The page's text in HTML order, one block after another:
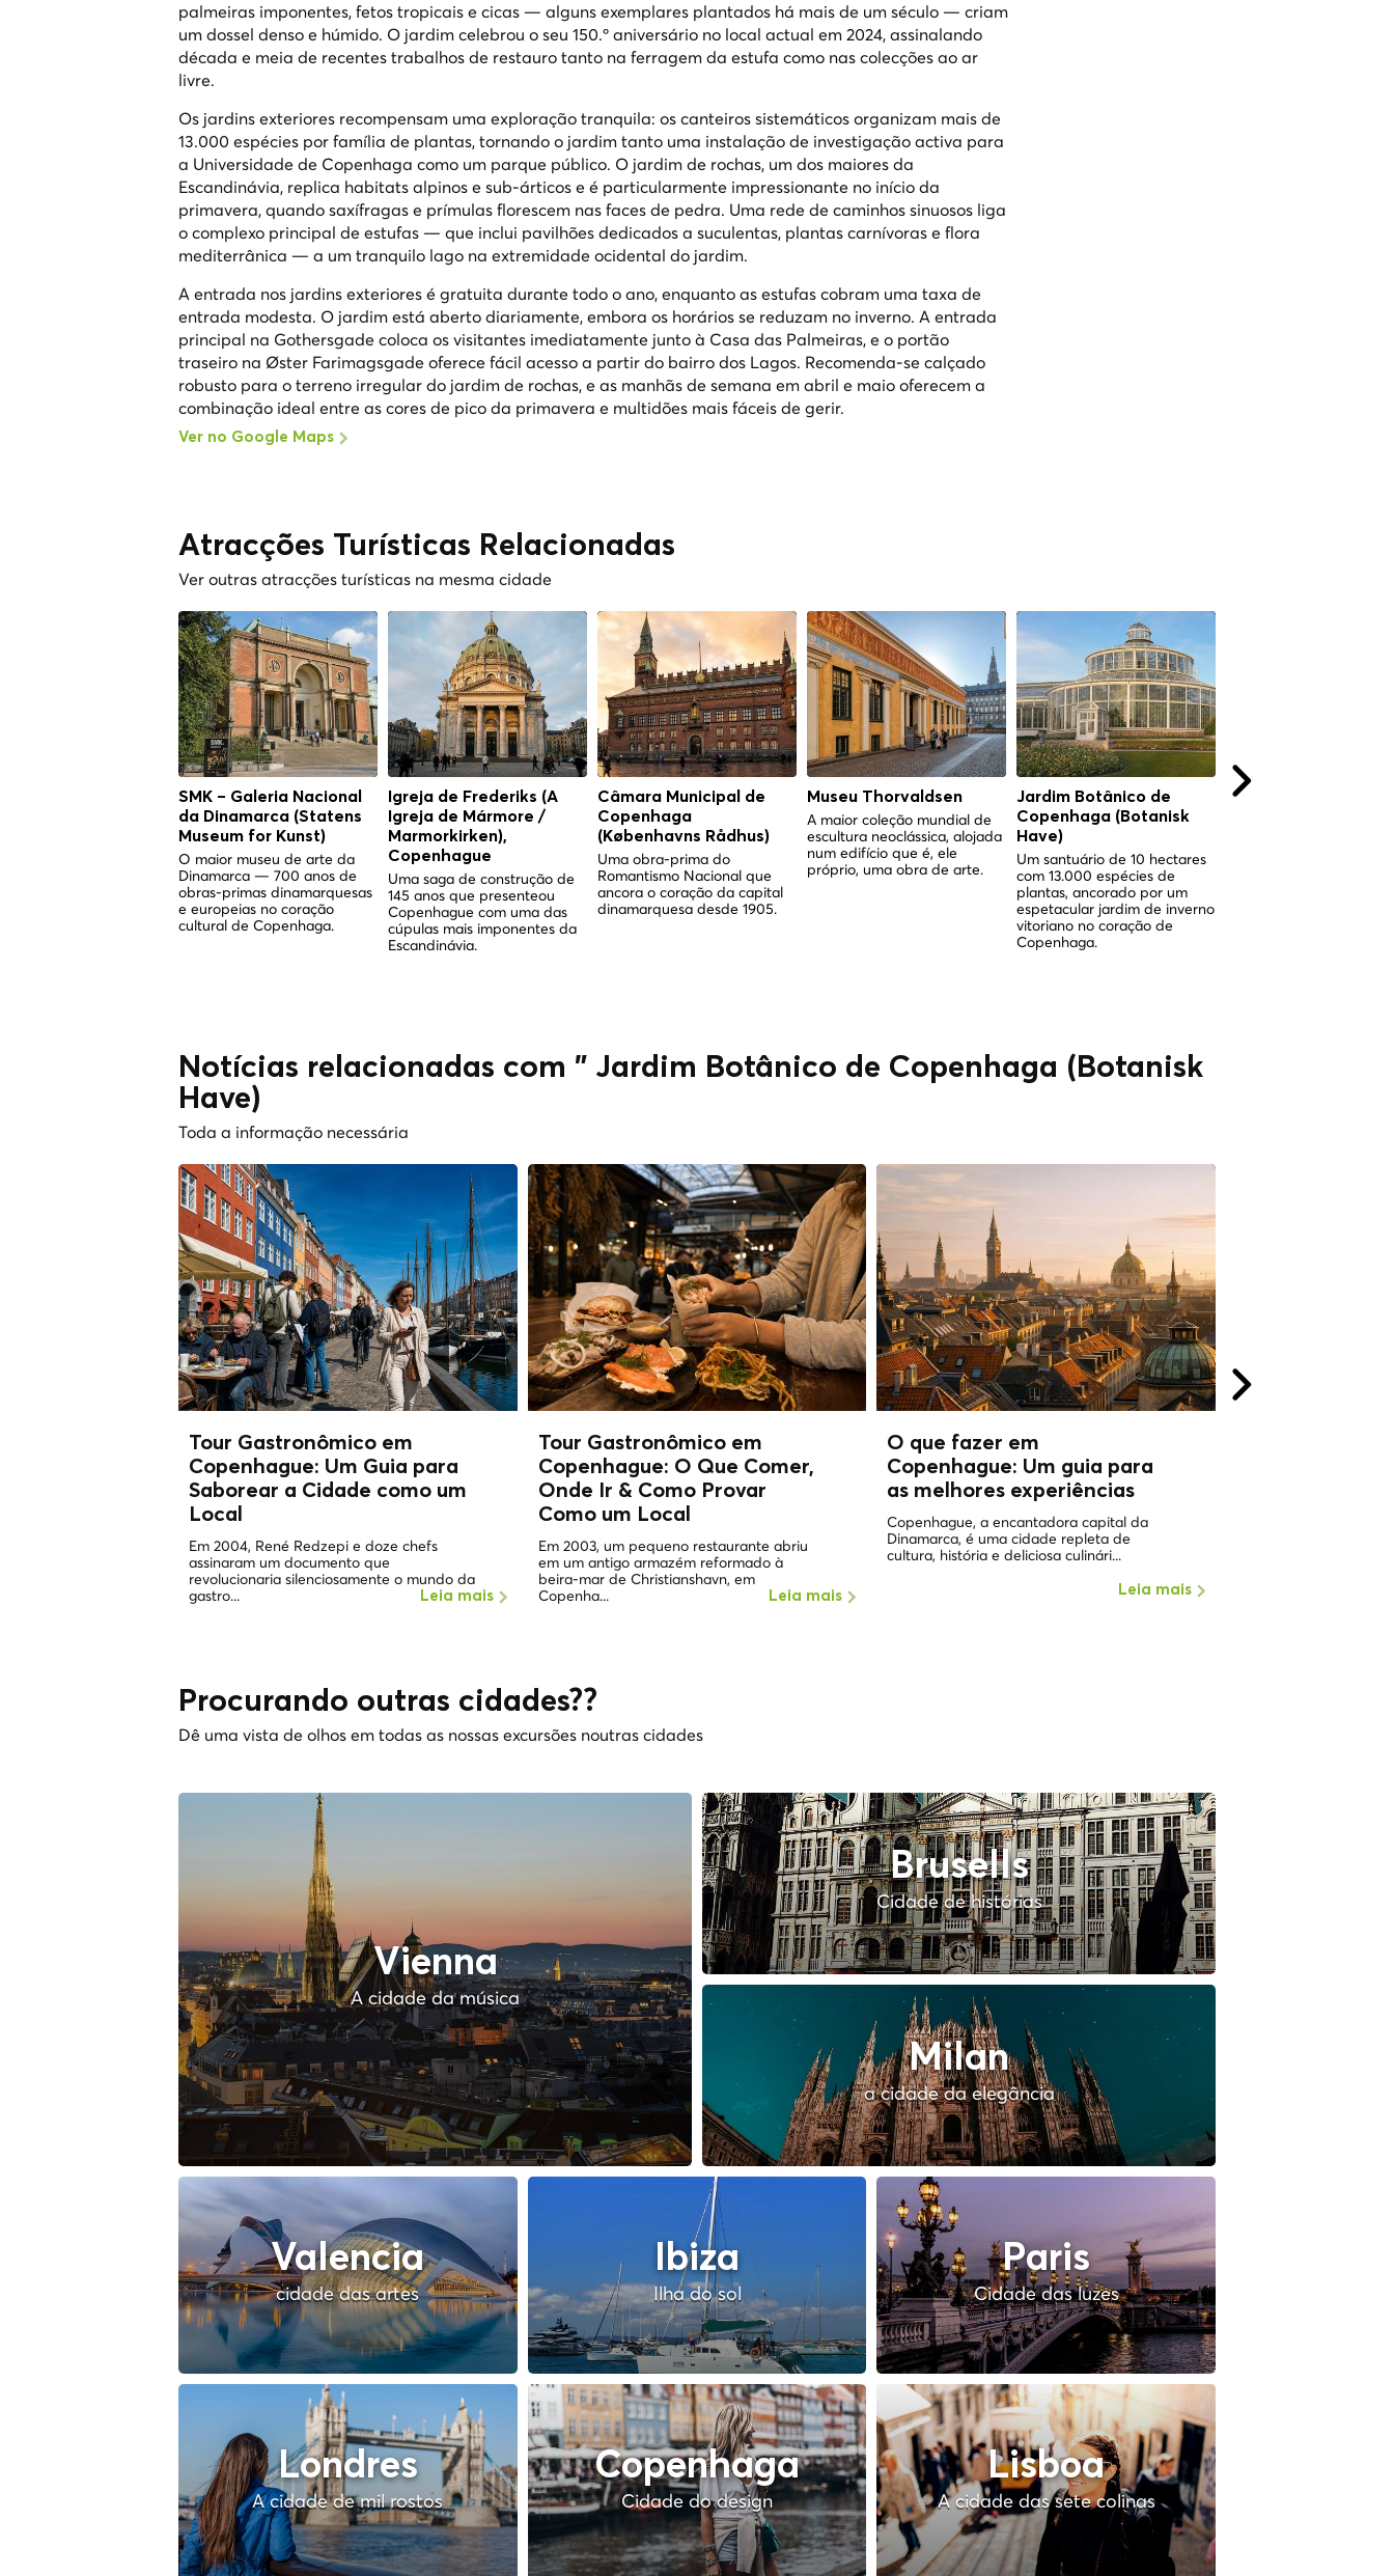
palmeiras imponentes, fetos tropicais e cicas — alguns exemplares plantados há mais de um século — criam
um dossel denso e húmido. O jardim celebrou o seu 150.º aniversário no local actual em 2024, assinalando
década e meia de recentes trabalhos de restauro tanto na ferragem da estufa como nas colecções ao ar
livre.
Os jardins exteriores recompensam uma exploração tranquila: os canteiros sistemáticos organizam mais de
13.000 espécies por família de plantas, tornando o jardim tanto uma instalação de investigação activa para
a Universidade de Copenhaga como um parque público. O jardim de rochas, um dos maiores da
Escandinávia, replica habitats alpinos e sub-árticos e é particularmente impressionante no início da
primavera, quando saxífragas e prímulas florescem nas faces de pedra. Uma rede de caminhos sinuosos liga
o complexo principal de estufas — que inclui pavilhões dedicados a suculentas, plantas carnívoras e flora
mediterrânica — a um tranquilo lago na extremidade ocidental do jardim.
A entrada nos jardins exteriores é gratuita durante todo o ano, enquanto as estufas cobram uma taxa de
entrada modesta. O jardim está aberto diariamente, embora os horários se reduzam no inverno. A entrada
principal na Gothersgade coloca os visitantes imediatamente junto à Casa das Palmeiras, e o portão
traseiro na Øster Farimagsgade oferece fácil acesso a partir do bairro dos Lagos. Recomenda-se calçado
robusto para o terreno irregular do jardim de rochas, e as manhãs de semana em abril e maio oferecem a
combinação ideal entre as cores de pico da primavera e multidões mais fáceis de gerir.
Ver no Google Maps
Atracções Turísticas Relacionadas
Ver outras atracções turísticas na mesma cidade
SMK – Galeria Nacional
da Dinamarca (Statens
Museum for Kunst)
O maior museu de arte da
Dinamarca — 700 anos de
obras-primas dinamarquesas
e europeias no coração
cultural de Copenhaga.
Igreja de Frederiks (A
Igreja de Mármore /
Marmorkirken),
Copenhague
Uma saga de construção de
145 anos que presenteou
Copenhague com uma das
cúpulas mais imponentes da
Escandinávia.
Câmara Municipal de
Copenhaga
(Københavns Rådhus)
Uma obra-prima do
Romantismo Nacional que
ancora o coração da capital
dinamarquesa desde 1905.
Museu Thorvaldsen
A maior coleção mundial de
escultura neoclássica, alojada
num edifício que é, ele
próprio, uma obra de arte.
Jardim Botânico de
Copenhaga (Botanisk
Have)
Um santuário de 10 hectares
com 13.000 espécies de
plantas, ancorado por um
espetacular jardim de inverno
vitoriano no coração de
Copenhaga.
Torvehallerne
Notícias relacionadas com " Jardim Botânico de Copenhaga (Botanisk
Have)
Toda a informação necessária
Tour Gastronômico em
Copenhague: Um Guia para
Saborear a Cidade como um
Local
Em 2004, René Redzepi e doze chefs
assinaram um documento que
revolucionaria silenciosamente o mundo da
gastro...
Leia mais
Tour Gastronômico em
Copenhague: O Que Comer,
Onde Ir & Como Provar
Como um Local
Em 2003, um pequeno restaurante abriu
em um antigo armazém reformado à
beira-mar de Christianshavn, em
Copenha...
Leia mais
O que fazer em
Copenhague: Um guia para
as melhores experiências
Copenhague, a encantadora capital da
Dinamarca, é uma cidade repleta de
cultura, história e deliciosa culinári...
Leia mais
Procurando outras cidades??
Dê uma vista de olhos em todas as nossas excursões noutras cidades
Vienna
A cidade da música
Brusells
Cidade de histórias
Milan
a cidade da elegância
Valencia
cidade das artes
Ibiza
Ilha do sol
Paris
Cidade das luzes
Londres
A cidade de mil rostos
Copenhaga
Cidade do design
Lisboa
A cidade das sete colinas